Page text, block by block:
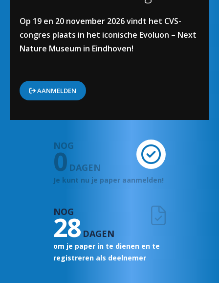
Op 19 en 20 november 2026 vindt het CVS-
congres plaats in het iconische Evoluon – Next
Nature Museum in Eindhoven!
AANMELDEN
NOG
0 DAGEN
Je kunt nu je paper aanmelden!
NOG
28 DAGEN
om je paper in te dienen en te
registreren als deelnemer